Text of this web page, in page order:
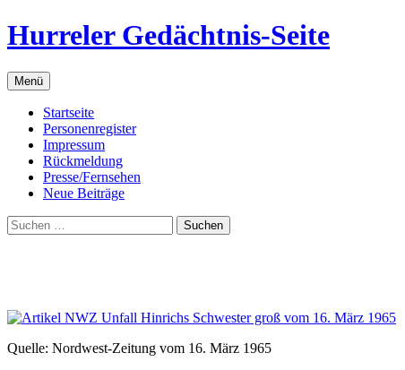
Zum
Inhalt
Hurreler Gedächtnis-Seite
Menü
Startseite
Personenregister
Impressum
Rückmeldung
Presse/Fernsehen
Neue Beiträge
Suchen
nach:
Quelle: Nordwest-Zeitung vom 16. März 1965